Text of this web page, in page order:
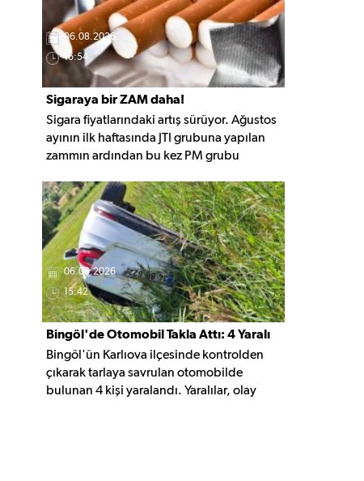
bu sezon yaklaşık 40 bin ton asfalt serimi
gerçekleştirileceğini belirtti.
06.08.2026
16:54
Sigaraya bir ZAM daha!
Sigara fiyatlarındaki artış sürüyor. Ağustos
ayının ilk haftasında JTI grubuna yapılan
zammın ardından bu kez PM grubu
gruptaki en ucuz sigara 120 TL, en pahalı
sigara ise 140 TL'ye yükseldi.
06.08.2026
15:42
Bingöl'de Otomobil Takla Attı: 4 Yaralı
Bingöl'ün Karlıova ilçesinde kontrolden
çıkarak tarlaya savrulan otomobilde
bulunan 4 kişi yaralandı. Yaralılar, olay